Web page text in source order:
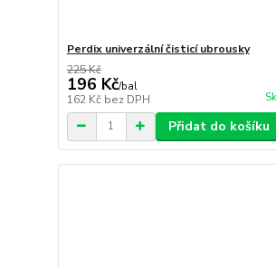
Perdix univerzální čisticí ubrousky
225 Kč
196 Kč/bal
162 Kč bez DPH
Přidat do košíku